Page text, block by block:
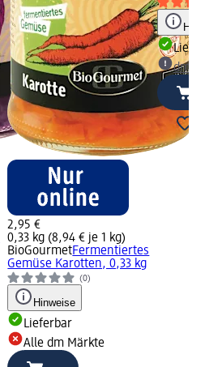
2,95 €
0,33 kg (8,94 € je 1 kg)
BioGourmetFermentiertes
Gemüse Karotten, 0,33 kg
(0)
Hinweise
Lieferbar
Alle dm Märkte
dm